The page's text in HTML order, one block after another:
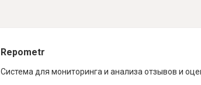
Repometr
Система для мониторинга и анализа отзывов и